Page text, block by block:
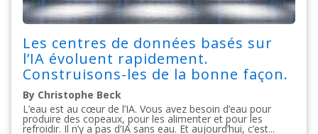
Les centres de données basés sur
l’IA évoluent rapidement.
Construisons-les de la bonne façon.
By Christophe Beck
L’eau est au cœur de l’IA. Vous avez besoin d’eau pour
produire des copeaux, pour les alimenter et pour les
refroidir. Il n’y a pas d’IA sans eau. Et aujourd’hui, c’est...